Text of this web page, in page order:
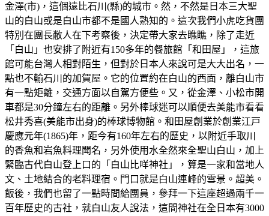
金澤(市)，這個遠比石川(縣)的城市。然，不然是日本三大聖
山的白山或是白山市都不是國人熟知的。這次我們小虎吃貨團
特別在團長敝人在下考察後，決定帶大家去瞧瞧，除了走近
「白山」也安排了附近有150多年的餐旅館「和田屋」，這旅
館可能台灣人相對陌生，但對於日本人來說可是大大出名，一
點也不輸石川的加賀屋。它的位置約在白山的西面，離白山市
有一點矩離，交通方面以自駕方便些。又，從金澤、小松市開
車都是30分鐘左右的距離。另外棒球迷可以順便去美能市看看
松井秀喜(美能市出身)的棒球博物館。和田屋創業於創業江戸
慶應元年(1865)年，距今有160年左右的歷史，以附近手取川
的香魚和岩魚料理聞名，另外使用水全然來全聖山白山，加上
緊臨古代白山登上口的「白山比咩神社」，算是一家和當地人
文、土地結合的老料理宿。門口就是白山連峰的雪景。超美。
飯後，我們也留了一點時間給團員，參拜一下這座超過兩千一
百年歷史的古社，就白山友人說法，這間神社在全日本有3000